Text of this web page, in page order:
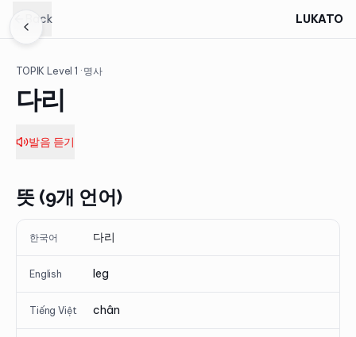
Back LUKATO
TOPIK Level1 · 명사
다리
발음 듣기
뜻 (9개 언어)
한국어 다리
English leg
Tiếng Việt chân